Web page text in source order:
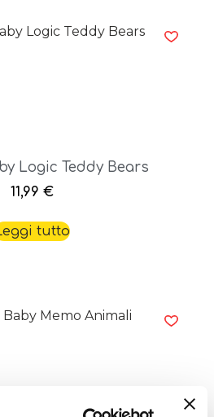
Logic Teddy Bears
11,99 €
tutto